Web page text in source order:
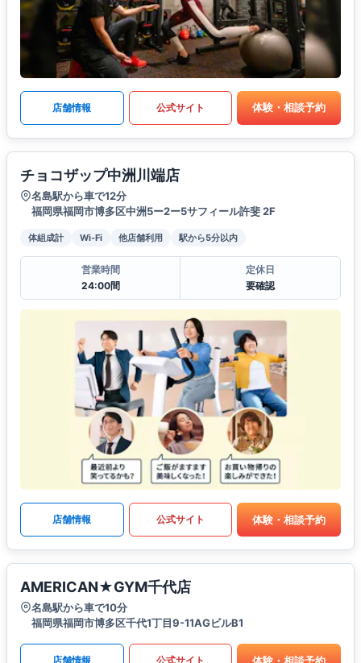
店舗情報 公式サイト 体験・相談予約
チョコザップ中洲川端店
名島駅から車で12分
福岡県福岡市博多区中洲5ー2ー5サフィール許斐 2F
体組成計 Wi-Fi 他店舗利用 駅から5分以内
営業時間
24:00間
定休日
要確認
店舗情報 公式サイト 体験・相談予約
AMERICAN★GYM千代店
名島駅から車で10分
福岡県福岡市博多区千代1丁目9-11AGビルB1
店舗情報 公式サイト 体験・相談予約